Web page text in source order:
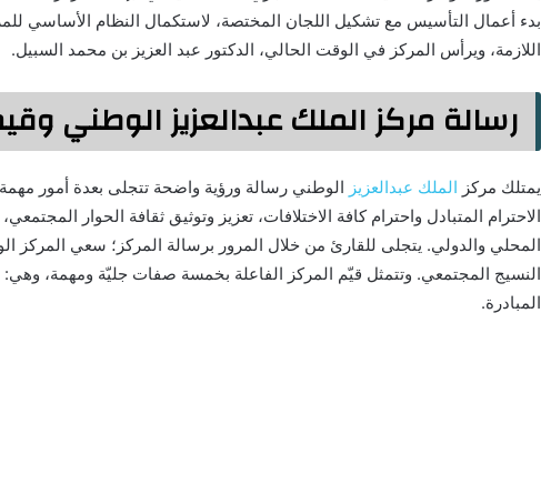
بدء أعمال التأسيس مع تشكيل اللجان المختصة، لاستكمال النظام الأساسي
اللازمة، ويرأس المركز في الوقت الحالي، الدكتور عبد العزيز بن محمد السبيل.
رسالة مركز الملك عبدالعزيز الوطني
يمتلك مركز الملك عبدالعزيز الوطني رسالة ورؤية واضحة تتجلى بعدة أمور
الاحترام المتبادل واحترام كافة الاختلافات، تعزيز وتوثيق ثقافة الحوار
المحلي والدولي. يتجلى للقارئ من خلال المرور برسالة المركز؛ سعي المركز
النسيج المجتمعي. وتتمثل قيّم المركز الفاعلة بخمسة صفات جليّة ومهمة، وهي:
المبادرة.